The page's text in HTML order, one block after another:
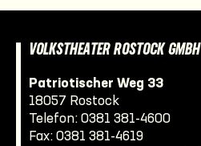
VOLKSTHEATER ROSTOCK GMBH
Patriotischer Weg 33
18057 Rostock
Telefon: 0381 381-4600
Fax: 0381 381-4619